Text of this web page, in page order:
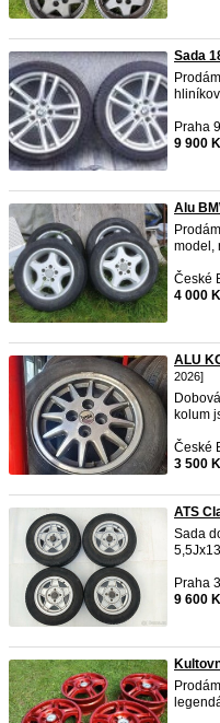
Sada
Praha
9 900
Alu
Prodám
model,
České
4 000
ALU
2026]
kolum
České
3 500
ATS
Sada
Praha
9 600